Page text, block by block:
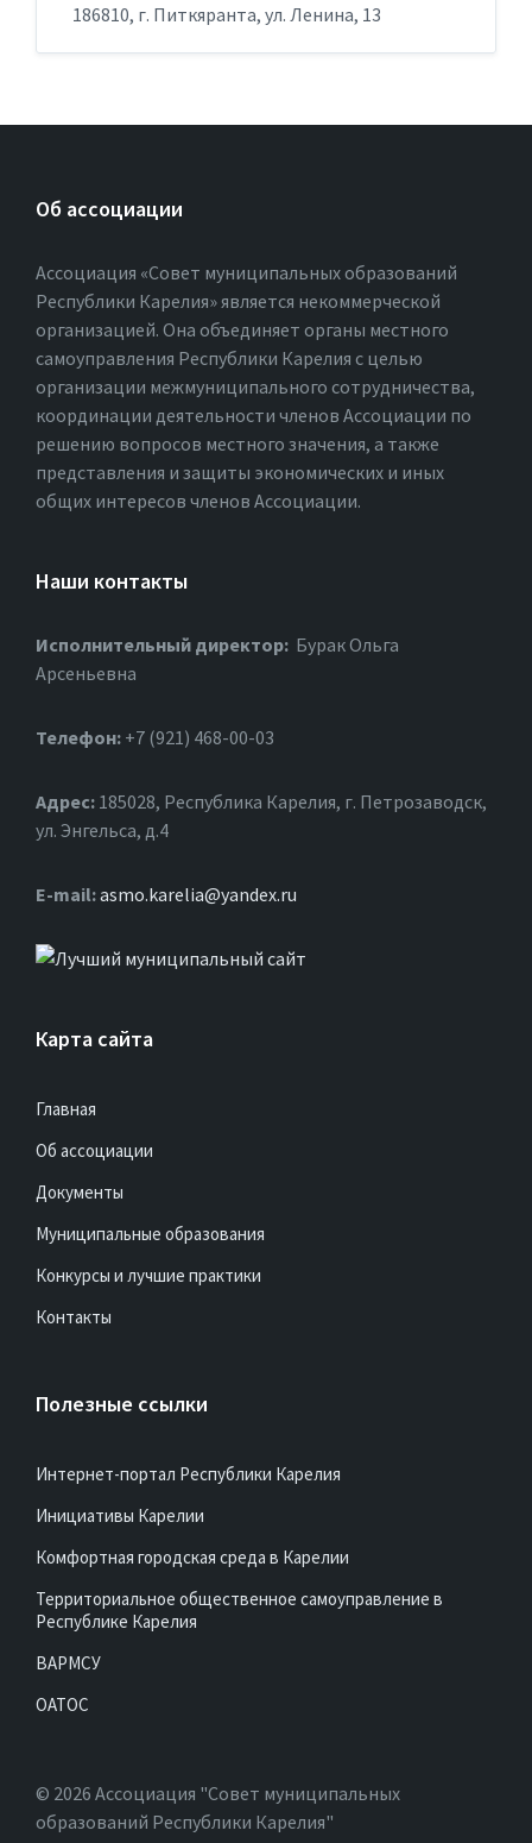
186810, г. Питкяранта, ул. Ленина, 13
Об ассоциации
Ассоциация «Совет муниципальных образований
Республики Карелия» является некоммерческой
организацией. Она объединяет органы местного
самоуправления Республики Карелия с целью
организации межмуниципального сотрудничества,
координации деятельности членов Ассоциации по
решению вопросов местного значения, а также
представления и защиты экономических и иных
общих интересов членов Ассоциации.
Наши контакты
Исполнительный директор: Бурак Ольга
Арсеньевна
Телефон: +7 (921) 468-00-03
Адрес: 185028, Республика Карелия, г. Петрозаводск,
ул. Энгельса, д.4
Е-mail:asmo.karelia@yandex.ru
Карта сайта
Главная
Об ассоциации
Документы
Муниципальные образования
Конкурсы и лучшие практики
Контакты
Полезные ссылки
Интернет-портал Республики Карелия
Инициативы Карелии
Комфортная городская среда в Карелии
Территориальное общественное самоуправление в
Республике Карелия
ВАРМСУ
ОАТОС
© 2026 Ассоциация "Совет муниципальных
образований Республики Карелия"